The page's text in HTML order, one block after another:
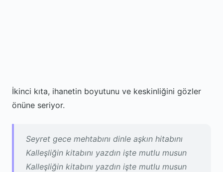
İkinci kıta, ihanetin boyutunu ve keskinliğini gözler
önüne seriyor.
Seyret gece mehtabını dinle aşkın hitabını
Kalleşliğin kitabını yazdın işte mutlu musun
Kalleşliğin kitabını yazdın işte mutlu musun